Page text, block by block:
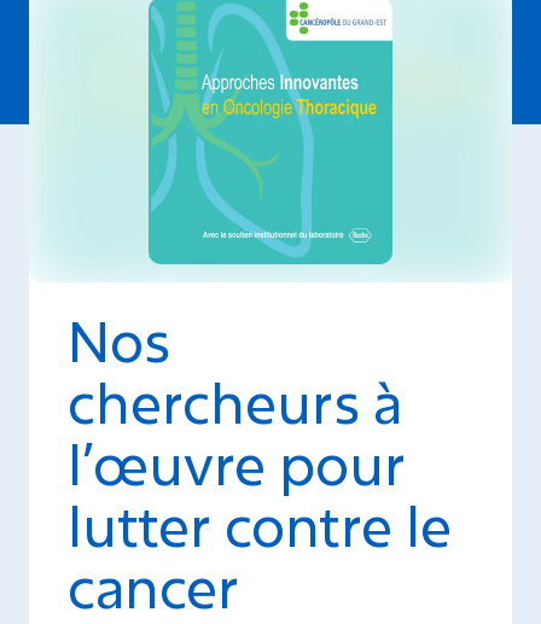
Nos
chercheurs à
l’œuvre pour
lutter contre le
cancer